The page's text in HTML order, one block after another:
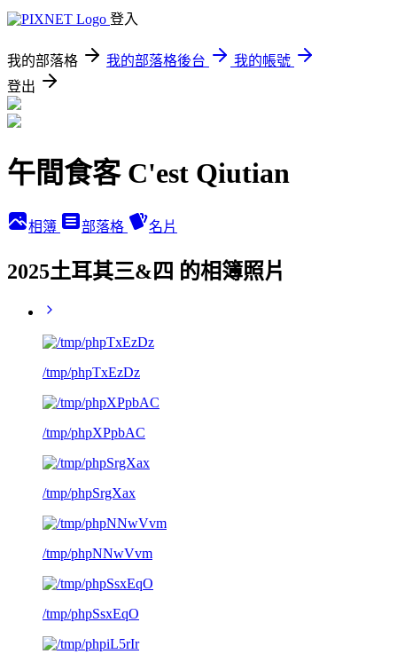
登入
我的部落格 我的部落格後台
我的帳號
登出
午間食客 C'est Qiutian
相簿 部落格 名片
2025土耳其三&四 的相簿照片
/tmp/phpTxEzDz
/tmp/phpXPpbAC
/tmp/phpSrgXax
/tmp/phpNNwVvm
/tmp/phpSsxEqO